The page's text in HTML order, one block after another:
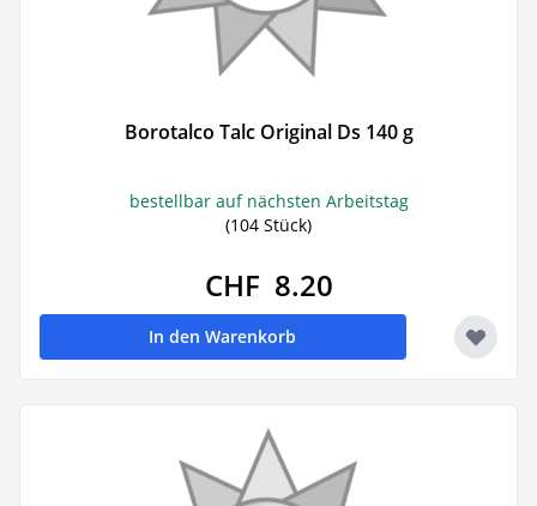
Borotalco Talc Original Ds 140 g
bestellbar auf nächsten Arbeitstag
(104 Stück)
CHF 8.20
In den Warenkorb